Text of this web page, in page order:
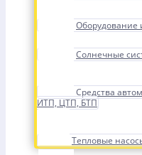
Оборудование
Солнечные
Средства
ИТП, ЦТП, БТП
Тепловые